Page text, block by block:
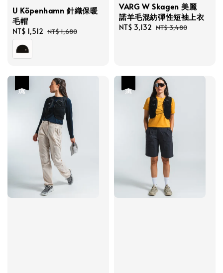
U Köpenhamn 針織保暖
毛帽
Sale
price
NT$ 1,512 Regular
NT$ 1,680
VARG W Skagen 美麗
諾羊毛混紡彈性短袖上衣
Sale
NT$ 3,132 Regular
NT$ 3,480